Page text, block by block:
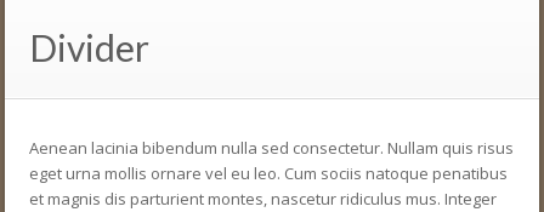
Divider
Aenean lacinia bibendum nulla sed consectetur. Nullam quis risus
eget urna mollis ornare vel eu leo. Cum sociis natoque penatibus
et magnis dis parturient montes, nascetur ridiculus mus. Integer